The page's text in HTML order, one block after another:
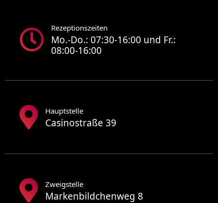
Rezeptionszeiten
Mo.-Do.: 07:30-16:00 und Fr.:
08:00-16:00
Hauptstelle
Casinostraße 39
Zweigstelle
Markenbildchenweg 8